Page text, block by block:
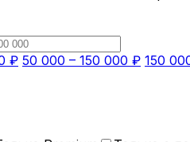
₽ 50 000 – 150 000 ₽ 150